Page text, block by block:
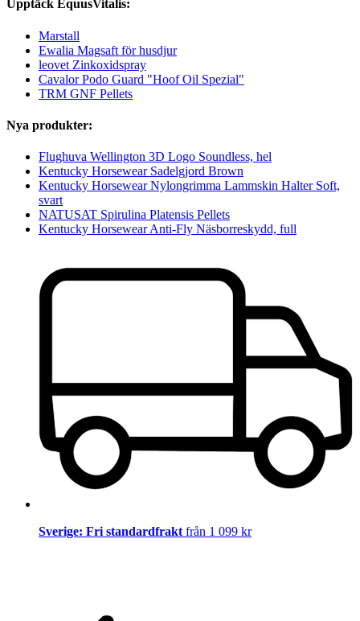
Upptäck EquusVitalis:
Marstall
Ewalia Magsaft för husdjur
leovet Zinkoxidspray
Cavalor Podo Guard "Hoof Oil Spezial"
TRM GNF Pellets
Nya produkter:
Flughuva Wellington 3D Logo Soundless, hel
Kentucky Horsewear Sadelgjord Brown
Kentucky Horsewear Nylongrimma Lammskin Halter Soft,
svart
NATUSAT Spirulina Platensis Pellets
Kentucky Horsewear Anti-Fly Näsborreskydd, full
Sverige: Fri standardfrakt från 1 099 kr